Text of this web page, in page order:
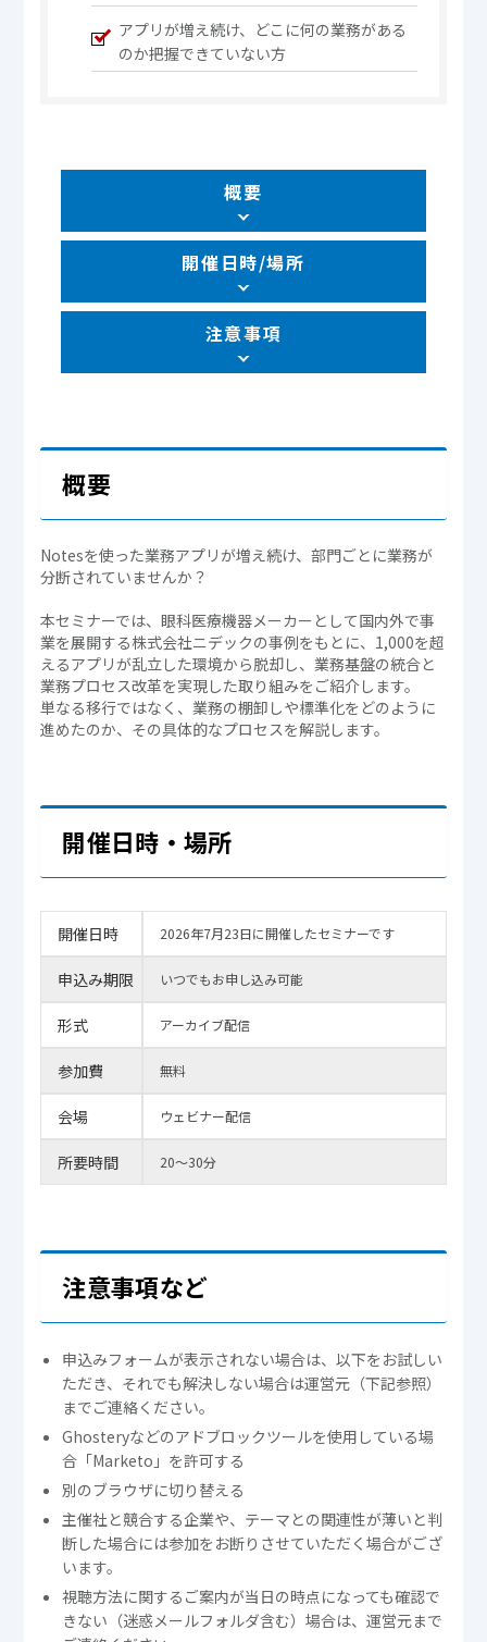
アプリが増え続け、どこに何の業務がある
のか把握できていない方
概要
開催日時/場所
注意事項
概要
Notesを使った業務アプリが増え続け、部門ごとに業務が
分断されていませんか？
本セミナーでは、眼科医療機器メーカーとして国内外で事
業を展開する株式会社ニデックの事例をもとに、1,000を超
えるアプリが乱立した環境から脱却し、業務基盤の統合と
業務プロセス改革を実現した取り組みをご紹介します。
単なる移行ではなく、業務の棚卸しや標準化をどのように
進めたのか、その具体的なプロセスを解説します。
開催日時・場所
開催日時 2026年7月23日に開催したセミナーです
申込み期限 いつでもお申し込み可能
形式 アーカイブ配信
参加費 無料
会場 ウェビナー配信
所要時間 20～30分
注意事項など
申込みフォームが表示されない場合は、以下をお試しい
ただき、それでも解決しない場合は運営元（下記参照）
までご連絡ください。
Ghosteryなどのアドブロックツールを使用している場
合「Marketo」を許可する
別のブラウザに切り替える
主催社と競合する企業や、テーマとの関連性が薄いと判
断した場合には参加をお断りさせていただく場合がござ
います。
視聴方法に関するご案内が当日の時点になっても確認で
きない（迷惑メールフォルダ含む）場合は、運営元まで